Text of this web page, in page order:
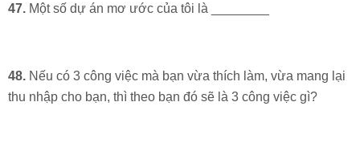
47. Một số dự án mơ ước của tôi là ________
48. Nếu có 3 công việc mà bạn vừa thích làm, vừa mang lại
thu nhập cho bạn, thì theo bạn đó sẽ là 3 công việc gì?